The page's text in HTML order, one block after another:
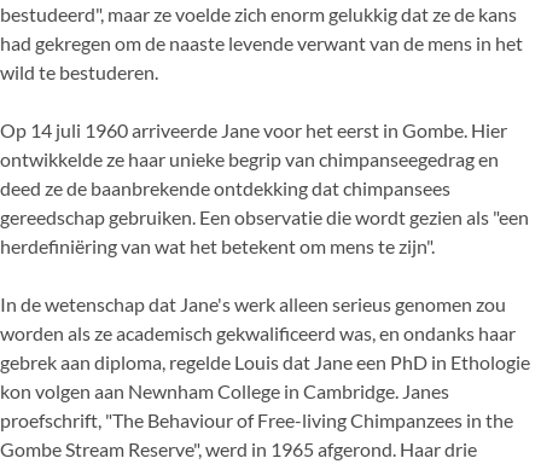
bestudeerd", maar ze voelde zich enorm gelukkig dat ze de kans
had gekregen om de naaste levende verwant van de mens in het
wild te bestuderen.
Op 14 juli 1960 arriveerde Jane voor het eerst in Gombe. Hier
ontwikkelde ze haar unieke begrip van chimpanseegedrag en
deed ze de baanbrekende ontdekking dat chimpansees
gereedschap gebruiken. Een observatie die wordt gezien als "een
herdefiniëring van wat het betekent om mens te zijn".
In de wetenschap dat Jane's werk alleen serieus genomen zou
worden als ze academisch gekwalificeerd was, en ondanks haar
gebrek aan diploma, regelde Louis dat Jane een PhD in Ethologie
kon volgen aan Newnham College in Cambridge. Janes
proefschrift, "The Behaviour of Free-living Chimpanzees in the
Gombe Stream Reserve", werd in 1965 afgerond. Haar drie